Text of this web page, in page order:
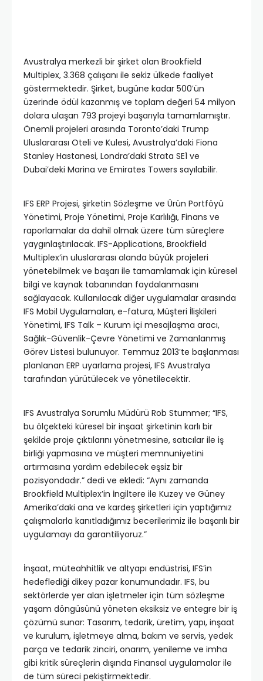
Avustralya merkezli bir şirket olan Brookfield
Multiplex, 3.368 çalışanı ile sekiz ülkede faaliyet
göstermektedir. Şirket, bugüne kadar 500′ün
üzerinde ödül kazanmış ve toplam değeri 54 milyon
dolara ulaşan 793 projeyi başarıyla tamamlamıştır.
Önemli projeleri arasında Toronto’daki Trump
Uluslararası Oteli ve Kulesi, Avustralya’daki Fiona
Stanley Hastanesi, Londra’daki Strata SE1 ve
Dubai’deki Marina ve Emirates Towers sayılabilir.
IFS ERP Projesi, şirketin Sözleşme ve Ürün Portföyü
Yönetimi, Proje Yönetimi, Proje Karlılığı, Finans ve
raporlamalar da dahil olmak üzere tüm süreçlere
yaygınlaştırılacak. IFS-Applications, Brookfield
Multiplex’in uluslararası alanda büyük projeleri
yönetebilmek ve başarı ile tamamlamak için küresel
bilgi ve kaynak tabanından faydalanmasını
sağlayacak. Kullanılacak diğer uygulamalar arasında
IFS Mobil Uygulamaları, e-fatura, Müşteri İlişkileri
Yönetimi, IFS Talk – Kurum içi mesajlaşma aracı,
Sağlık-Güvenlik-Çevre Yönetimi ve Zamanlanmış
Görev Listesi bulunuyor. Temmuz 2013′te başlanması
planlanan ERP uyarlama projesi, IFS Avustralya
tarafından yürütülecek ve yönetilecektir.
IFS Avustralya Sorumlu Müdürü Rob Stummer; “IFS,
bu ölçekteki küresel bir inşaat şirketinin karlı bir
şekilde proje çıktılarını yönetmesine, satıcılar ile iş
birliği yapmasına ve müşteri memnuniyetini
artırmasına yardım edebilecek eşsiz bir
pozisyondadır.” dedi ve ekledi: “Aynı zamanda
Brookfield Multiplex’in İngiltere ile Kuzey ve Güney
Amerika’daki ana ve kardeş şirketleri için yaptığımız
çalışmalarla kanıtladığımız becerilerimiz ile başarılı bir
uygulamayı da garantiliyoruz.”
İnşaat, müteahhitlik ve altyapı endüstrisi, IFS’in
hedeflediği dikey pazar konumundadır. IFS, bu
sektörlerde yer alan işletmeler için tüm sözleşme
yaşam döngüsünü yöneten eksiksiz ve entegre bir iş
çözümü sunar: Tasarım, tedarik, üretim, yapı, inşaat
ve kurulum, işletmeye alma, bakım ve servis, yedek
parça ve tedarik zinciri, onarım, yenileme ve imha
gibi kritik süreçlerin dışında Finansal uygulamalar ile
de tüm süreci pekiştirmektedir.